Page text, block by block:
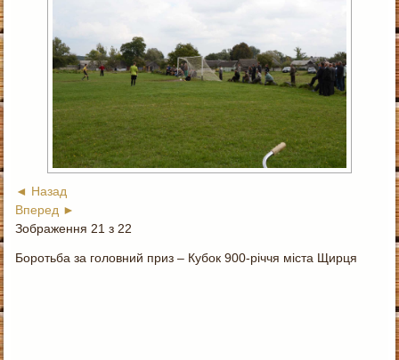
◄ Назад
Вперед ►
Зображення 21 з 22
Боротьба за головний приз – Кубок 900-річчя міста Щирця